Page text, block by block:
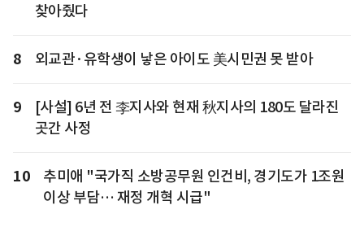
찾아줬다
8 외교관·유학생이 낳은 아이도 美시민권 못 받아
9
[사설] 6년 전 李지사와 현재 秋지사의 180도 달라진
곳간 사정
10
추미애 "국가직 소방공무원 인건비, 경기도가 1조원
이상 부담… 재정 개혁 시급"